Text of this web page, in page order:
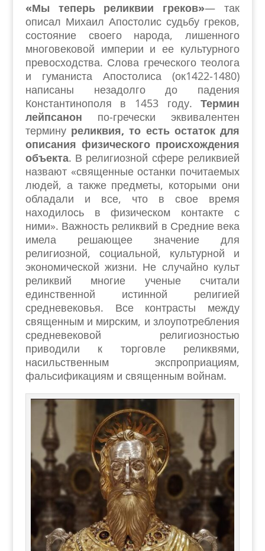
«Мы теперь реликвии греков»— так
описал Михаил Апостолис судьбу греков,
состояние своего народа, лишенного
многовековой империи и ее культурного
превосходства. Слова греческого теолога
и гуманиста Апостолиса (ок1422-1480)
написаны незадолго до падения
Константинополя в 1453 году.Термин
лейпсанон по-гречески эквивалентен
терминуреликвия, то есть остаток для
описания физического происхождения
объекта. В религиозной сфере реликвией
назвают «священные останки почитаемых
людей, а также предметы, которыми они
обладали и все, что в свое время
находилось в физическом контакте с
ними». Важность реликвий в Средние века
имела решающее значение для
религиозной, социальной, культурной и
экономической жизни. Не случайно культ
реликвий многие ученые считали
единственной истинной религией
средневековья. Все контрасты между
священным и мирским, и злоупотребления
средневековой религиозностью
приводили к торговле реликвями,
насильственным экспроприациям,
фальсификациям и священным войнам.